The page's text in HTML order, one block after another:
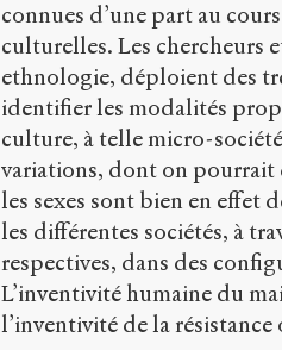
connues d’une part au
culturelles. Les chercheurs
ethnologie, déploient des
identifier les modalités
culture, à telle micro-
variations, dont on pourrait
les sexes sont bien en effet
les différentes sociétés, à
respectives, dans des
L’inventivité humaine du
l’inventivité de la résistance